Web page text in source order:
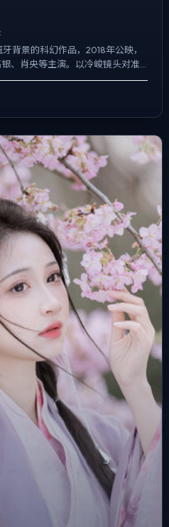
背景的科幻作品，2018年公映，
、肖央等主演。以冷峻镜头对准
切口，牵出家庭、职场与公...